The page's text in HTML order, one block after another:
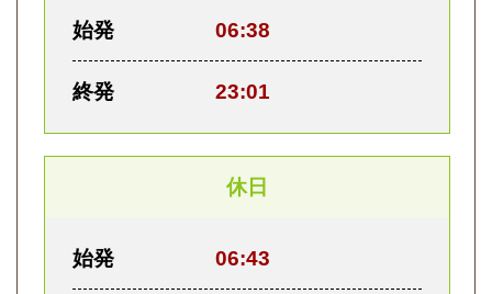
始発 06:38
終発 23:01
休日
始発 06:43